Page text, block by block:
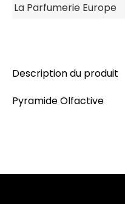
La Parfumerie Europe
Description du produit
Pyramide Olfactive